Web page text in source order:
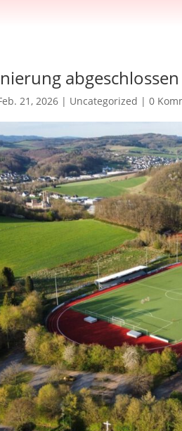
21, 2026 | Uncategorized |0